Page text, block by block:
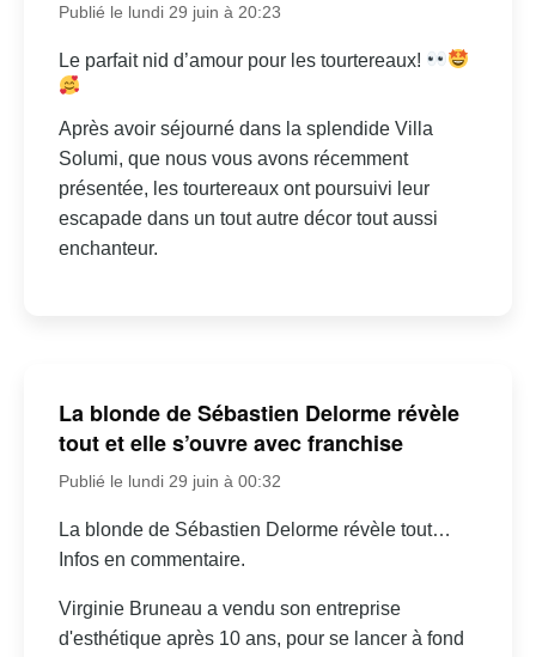
Publié le lundi 29 juin à 20:23
Le parfait nid d’amour pour les tourtereaux!
Après avoir séjourné dans la splendide Villa
Solumi, que nous vous avons récemment
présentée, les tourtereaux ont poursuivi leur
escapade dans un tout autre décor tout aussi
enchanteur.
La blonde de Sébastien Delorme révèle
tout et elle s’ouvre avec franchise
Publié le lundi 29 juin à 00:32
La blonde de Sébastien Delorme révèle tout…
Infos en commentaire.
Virginie Bruneau a vendu son entreprise
d'esthétique après 10 ans, pour se lancer à fond